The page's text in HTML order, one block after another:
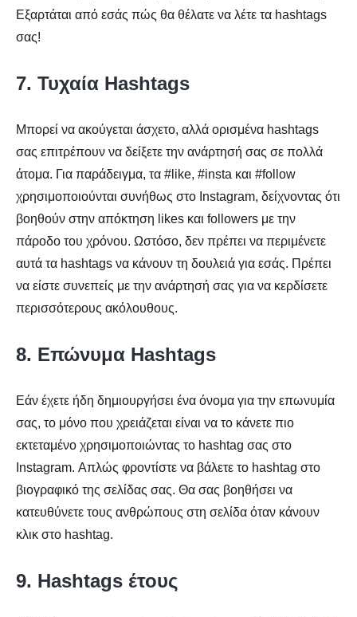
Εξαρτάται από εσάς πώς θα θέλατε να λέτε τα hashtags
σας!
7. Τυχαία Hashtags
Μπορεί να ακούγεται άσχετο, αλλά ορισμένα hashtags
σας επιτρέπουν να δείξετε την ανάρτησή σας σε πολλά
άτομα. Για παράδειγμα, τα #like, #insta και #follow
χρησιμοποιούνται συνήθως στο Instagram, δείχνοντας ότι
βοηθούν στην απόκτηση likes και followers με την
πάροδο του χρόνου. Ωστόσο, δεν πρέπει να περιμένετε
αυτά τα hashtags να κάνουν τη δουλειά για εσάς. Πρέπει
να είστε συνεπείς με την ανάρτησή σας για να κερδίσετε
περισσότερους ακόλουθους.
8. Επώνυμα Hashtags
Εάν έχετε ήδη δημιουργήσει ένα όνομα για την επωνυμία
σας, το μόνο που χρειάζεται είναι να το κάνετε πιο
εκτεταμένο χρησιμοποιώντας το hashtag σας στο
Instagram. Απλώς φροντίστε να βάλετε το hashtag στο
βιογραφικό της σελίδας σας. Θα σας βοηθήσει να
κατευθύνετε τους ανθρώπους στη σελίδα όταν κάνουν
κλικ στο hashtag.
9. Hashtags έτους